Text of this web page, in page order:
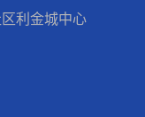
利金城中心